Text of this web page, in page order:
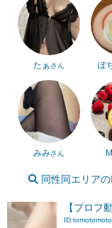
たぁさん ぽ
みみさん
同性同エリア
【プロフ